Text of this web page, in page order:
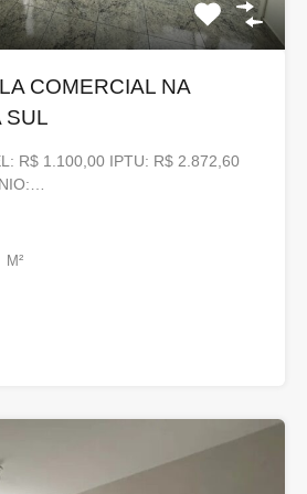
COMERCIAL NA
SUL
R$ 1.100,00 IPTU: R$ 2.872,60
M²